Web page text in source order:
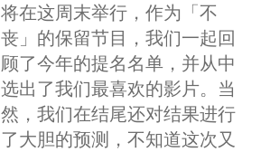
将在这周末举行，作为「不
丧」的保留节目，我们一起回
顾了今年的提名名单，并从中
选出了我们最喜欢的影片。当
然，我们在结尾还对结果进行
了大胆的预测，不知道这次又